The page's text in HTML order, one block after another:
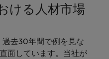
ける人材市場
去30年間で例を見な
面しています。当社が